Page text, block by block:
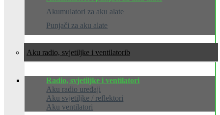
Akumulatori za aku alate
Punjači za aku alate
Aku radio, svjetiljke i ventilatori
Radio, svjetiljke i ventilatori
Aku radio uređaji
Aku svjetiljke / reflektori
Aku ventilatori